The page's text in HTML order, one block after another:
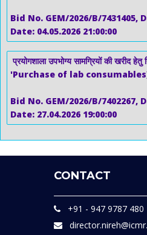
Bid No. GEM/2026/B/7431405,
Date: 04.05.2026 21:00:00
प्रयोगशाला उपभोग्य सामग्रियों की खरीद
'Purchase of lab
Bid No. GEM/2026/B/7402267,
Date: 27.04.2026 19:00:00
CONTACT
+91 - 947 9787 480